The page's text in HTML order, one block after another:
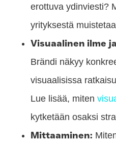
erottuva ydinviesti?
yrityksestä
Visuaalinen ilme
Brändi näkyy
visuaalisissa
Lue lisää, miten
kytketään osaksi
Mittaaminen: